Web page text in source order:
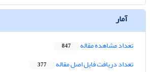
آمار
تعداد مشاهده مقاله 847
تعداد دریافت فایل اصل مقاله 377